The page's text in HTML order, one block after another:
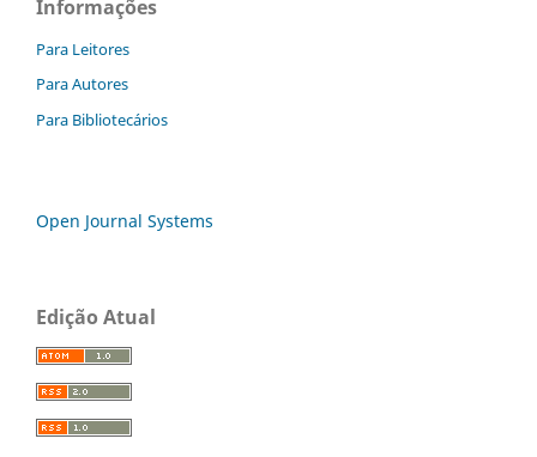
Informações
Para Leitores
Para Autores
Para Bibliotecários
Open Journal Systems
Edição Atual